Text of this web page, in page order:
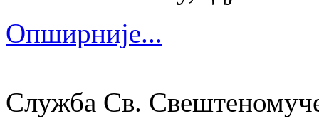
Опширније...
Служба Св.